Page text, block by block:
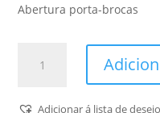
Abertura porta-brocas
Aparafusadora
De Adicionar á lista de